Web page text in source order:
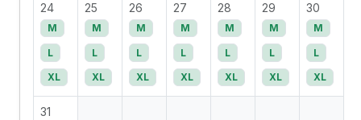
24
M
L
XL
25
M
L
XL
26
M
L
XL
27
M
L
XL
28
M
L
XL
29
M
L
XL
30
M
L
XL
31